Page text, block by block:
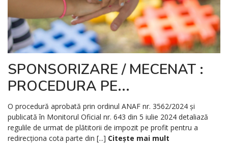
SPONSORIZARE / MECENAT :
PROCEDURA PE...
O procedură aprobată prin ordinul ANAF nr. 3562/2024 și
publicată în Monitorul Oficial nr. 643 din 5 iulie 2024 detaliază
regulile de urmat de plătitorii de impozit pe profit pentru a
redirecționa cota parte din [...] Citește mai mult